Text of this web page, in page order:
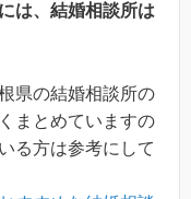
は、結婚相談所は
県の結婚相談所の
まとめていますの
る方は参考にして